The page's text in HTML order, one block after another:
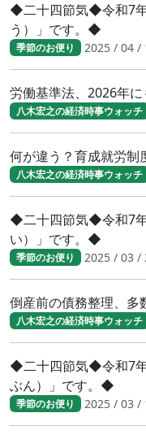
◆二十四節気◆令和7年
う）」です。◆
季節のお便り 2025 / 04 /
労働基準法、2026年
八木宏之の経済時事ウォッチ
何が違う？育成就労制
八木宏之の経済時事ウォッチ
◆二十四節気◆令和7
い）」です。◆
季節のお便り 2025 / 03 /
倒産前の債務整理、多
八木宏之の経済時事ウォッチ
◆二十四節気◆令和7
ぶん）」です。◆
季節のお便り 2025 / 03 /